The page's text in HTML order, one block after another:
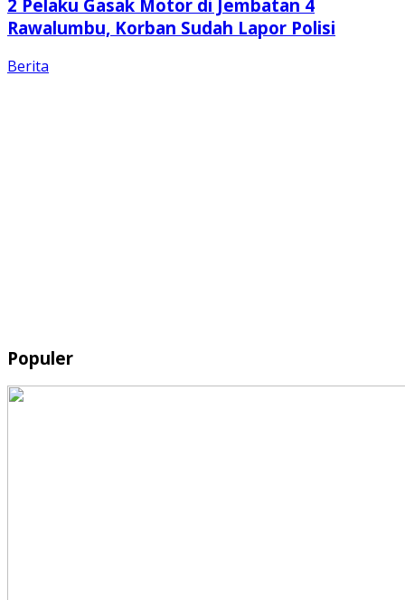
2 Pelaku Gasak Motor di Jembatan 4
Rawalumbu, Korban Sudah Lapor Polisi
Berita
Populer